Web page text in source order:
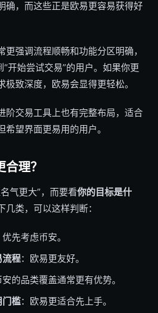
确，而这些正是欧易更容易获得好
强调流程顺畅和功能分区明确，
开始尝试交易”的用户。如果你更
致深度，欧易会显得更轻松。
阶交易工具上也有完整布局，适合
望界面更易用的用户。
理？
气更大”，而要看你的目标是什
类，可以这样判断：
优先考虑币安。
流程：欧易更友好。
安的品类覆盖通常更有优势。
门槛：欧易更适合先上手。